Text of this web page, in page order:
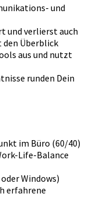
und
und verlierst auch
Überblick
aus und nutzt
runden Dein
im Büro (60/40)
Life-Balance
Windows)
erfahrene